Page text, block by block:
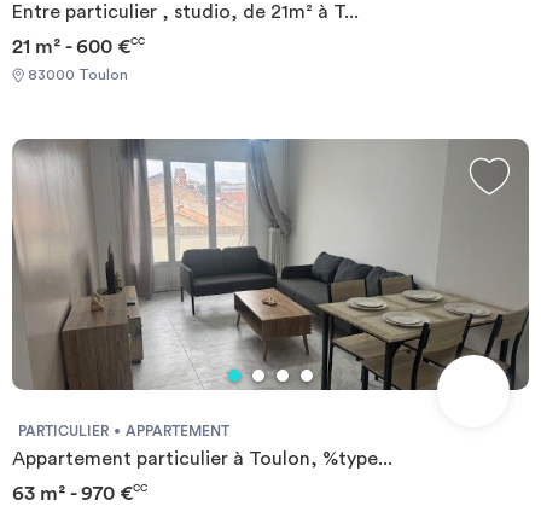
Entre particulier , studio, de 21m² à T...
21 m² - 600 €CC
83000 Toulon
PARTICULIER APPARTEMENT
Appartement particulier à Toulon, %type...
63 m² - 970 €CC